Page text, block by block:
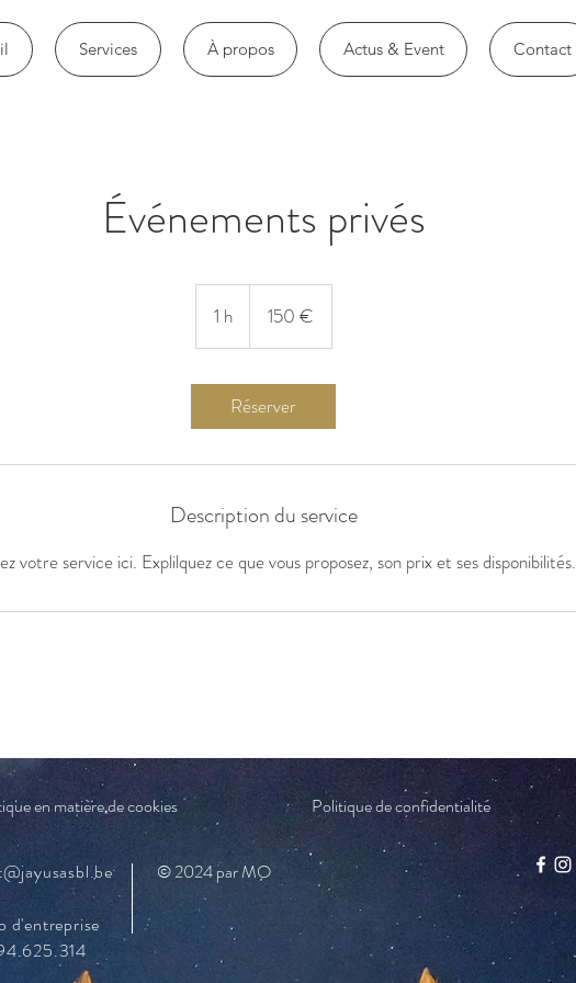
Services À propos Actus & Event Contact
Événements privés
1 h1 150 €
Réserver
Description du service
votre service ici. Explilquez ce que vous proposez, son prix et ses disponibilités.
en matière de cookies Politique de confidentialité
d'entreprise
© 2024 par MO